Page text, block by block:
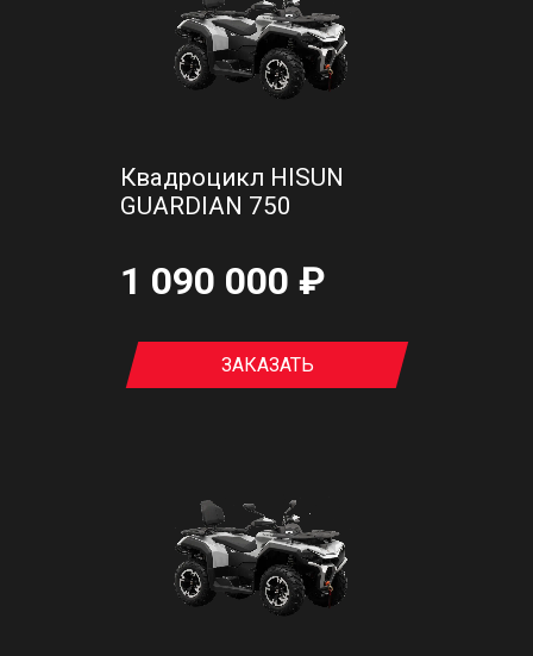
Квадроцикл HISUN
GUARDIAN 750
1 090 000 ₽
ЗАКАЗАТЬ